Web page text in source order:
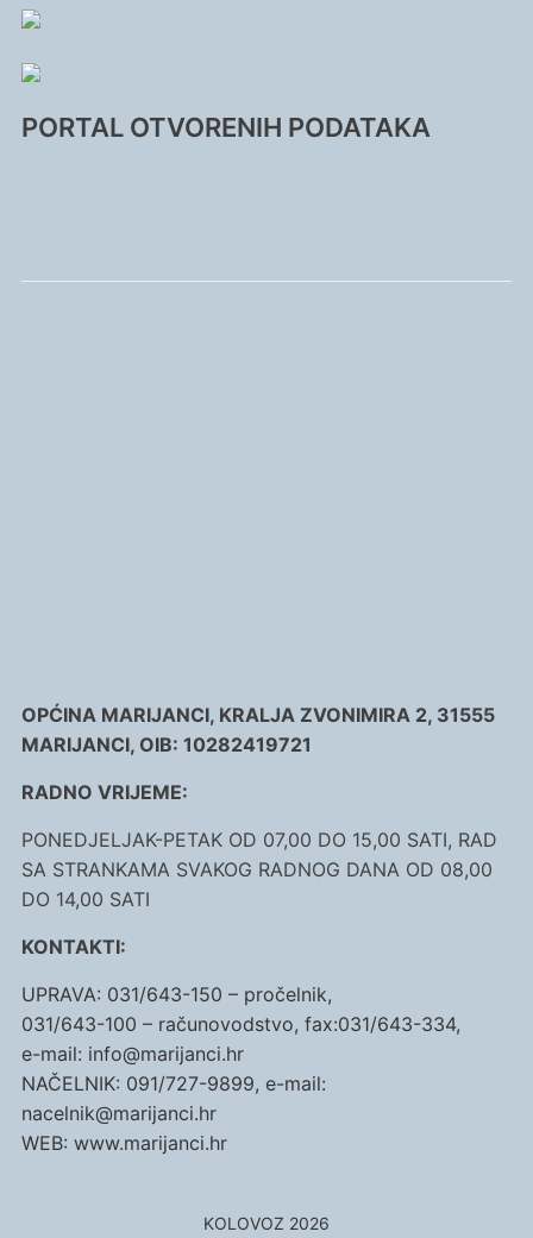
PORTAL OTVORENIH PODATAKA
OPĆINA MARIJANCI, KRALJA ZVONIMIRA 2, 31555
MARIJANCI, OIB: 10282419721
RADNO VRIJEME:
PONEDJELJAK-PETAK OD 07,00 DO 15,00 SATI, RAD
SA STRANKAMA SVAKOG RADNOG DANA OD 08,00
DO 14,00 SATI
KONTAKTI:
UPRAVA: 031/643-150 – pročelnik,
031/643-100 – računovodstvo, fax:031/643-334,
e-mail: info@marijanci.hr
NAČELNIK: 091/727-9899, e-mail:
nacelnik@marijanci.hr
WEB: www.marijanci.hr
KOLOVOZ 2026